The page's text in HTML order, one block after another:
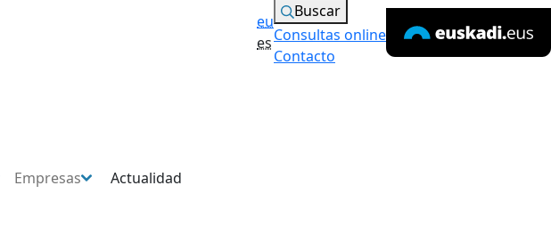
eu
es
Buscar
Consultas online
Contacto
Empresas Actualidad